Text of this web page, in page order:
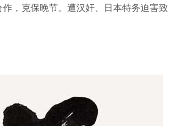
作，克保晚节。遭汉奸、日本特务迫害致